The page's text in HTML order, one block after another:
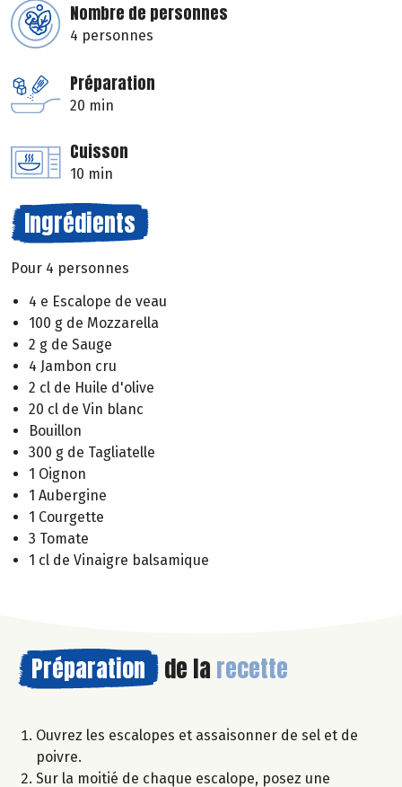
Nombre de personnes
4 personnes
Préparation
20 min
Cuisson
10 min
Ingrédients
Pour 4 personnes
4 e Escalope de veau
100 g de Mozzarella
2 g de Sauge
4 Jambon cru
2 cl de Huile d'olive
20 cl de Vin blanc
Bouillon
300 g de Tagliatelle
1 Oignon
1 Aubergine
1 Courgette
3 Tomate
1 cl de Vinaigre balsamique
Préparation de la recette
Ouvrez les escalopes et assaisonner de sel et de
poivre.
Sur la moitié de chaque escalope, posez une